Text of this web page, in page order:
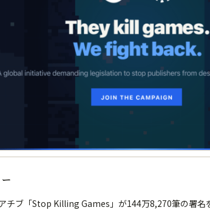
チブ「Stop Killing Games」が144万8,270筆の署名